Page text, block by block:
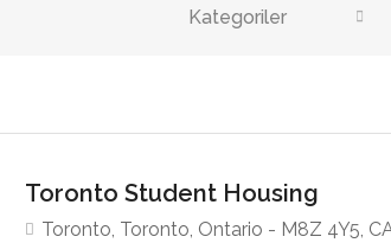
Kategoriler
Toronto Student Housing
Toronto, Toronto, Ontario - M8Z 4Y5,